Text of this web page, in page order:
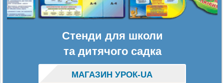
Стенди для школи
та дитячого садка
МАГАЗИН УРОК-UA